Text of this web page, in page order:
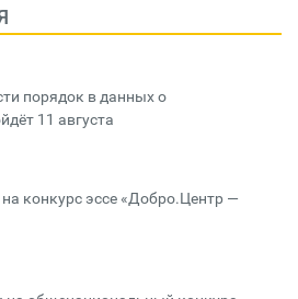
порядок в данных о
11 августа
конкурс эссе «Добро.Центр —